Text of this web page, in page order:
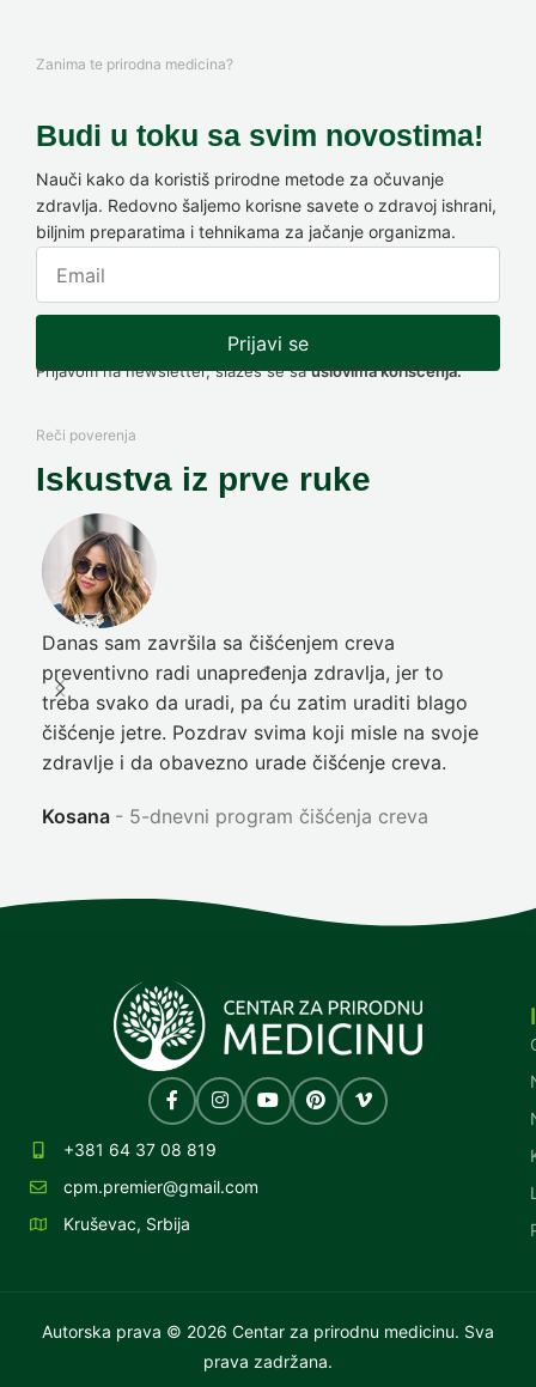
Zanima te prirodna medicina?
Budi u toku sa svim novostima!
Nauči kako da koristiš prirodne metode za očuvanje
zdravlja. Redovno šaljemo korisne savete o zdravoj ishrani,
biljnim preparatima i tehnikama za jačanje organizma.
Prijavi se
Prijavom na newsletter, slažeš se sauslovima korišćenja.
Reči poverenja
Iskustva iz prve ruke
Danas sam završila sa čišćenjem creva
preventivno radi unapređenja zdravlja, jer to
treba svako da uradi, pa ću zatim uraditi blago
čišćenje jetre. Pozdrav svima koji misle na svoje
zdravlje i da obavezno urade čišćenje creva.
Kosana 5-dnevni program čišćenja creva
+381 64 37 08 819
cpm.premier@gmail.com
Kruševac, Srbija
Autorska prava © 2026 Centar za prirodnu medicinu. Sva
prava zadržana.